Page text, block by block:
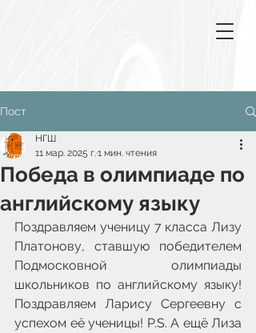
Пост
Победа в олимпиаде по
английскому языку
НГШ
11 мар. 2025 г.1 мин. чтения
Поздравляем ученицу 7 класса Лизу
Платонову, ставшую победителем
Подмосковной олимпиады
школьников по английскому языку!
Поздравляем Ларису Сергеевну с
успехом её ученицы! P.S. А ещё Лиза